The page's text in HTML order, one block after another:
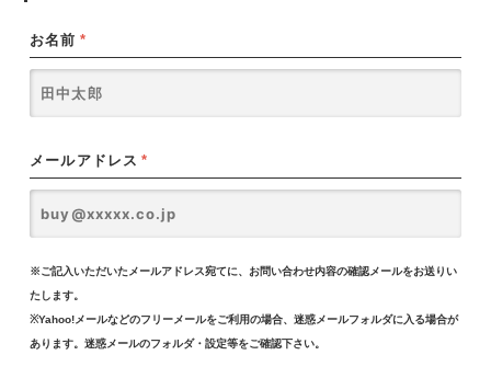
お名前 *
メールアドレス *
※ご記入いただいたメールアドレス宛てに、お問い合わせ内容の確認メールをお送りい
たします。
※Yahoo!メールなどのフリーメールをご利用の場合、迷惑メールフォルダに入る場合が
あります。迷惑メールのフォルダ・設定等をご確認下さい。